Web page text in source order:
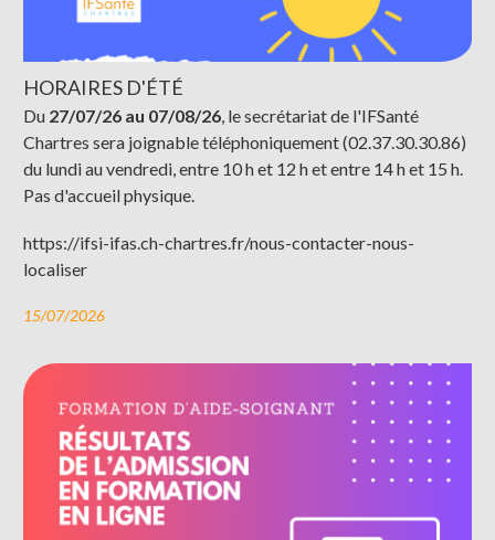
HORAIRES D'ÉTÉ
Du 27/07/26 au 07/08/26, le secrétariat de l'IFSanté
Chartres sera joignable téléphoniquement (02.37.30.30.86)
du lundi au vendredi, entre 10 h et 12 h et entre 14 h et 15 h.
Pas d'accueil physique.
https://ifsi-ifas.ch-chartres.fr/nous-contacter-nous-
localiser
15/07/2026